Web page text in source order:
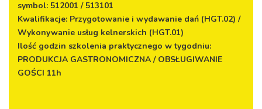
symbol: 512001 / 513101
Kwalifikacje: Przygotowanie i wydawanie dań (HGT.02) /
Wykonywanie usług kelnerskich (HGT.01)
Ilość godzin szkolenia praktycznego w tygodniu:
PRODUKCJA GASTRONOMICZNA / OBSŁUGIWANIE
GOŚCI 11h